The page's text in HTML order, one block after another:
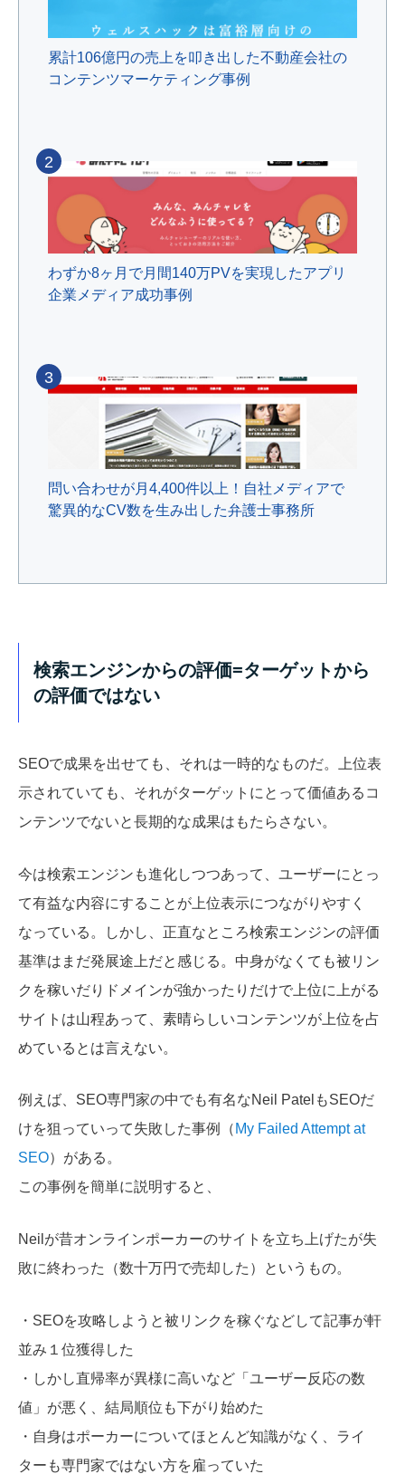
累計106億円の売上を叩き出した不動産会社の
コンテンツマーケティング事例
わずか8ヶ月で月間140万PVを実現したアプリ
企業メディア成功事例
2
問い合わせが月4,400件以上！自社メディアで
驚異的なCV数を生み出した弁護士事務所
3
検索エンジンからの評価=ターゲットから
の評価ではない
SEOで成果を出せても、それは一時的なものだ。上位表
示されていても、それがターゲットにとって価値あるコ
ンテンツでないと長期的な成果はもたらさない。
今は検索エンジンも進化しつつあって、ユーザーにとっ
て有益な内容にすることが上位表示につながりやすく
なっている。しかし、正直なところ検索エンジンの評価
基準はまだ発展途上だと感じる。中身がなくても被リン
クを稼いだりドメインが強かったりだけで上位に上がる
サイトは山程あって、素晴らしいコンテンツが上位を占
めているとは言えない。
例えば、SEO専門家の中でも有名なNeil PatelもSEOだ
けを狙っていって失敗した事例（ My Failed Attempt at
SEO）がある。
この事例を簡単に説明すると、
Neilが昔オンラインポーカーのサイトを立ち上げたが失
敗に終わった（数十万円で売却した）というもの。
・SEOを攻略しようと被リンクを稼ぐなどして記事が軒
並み１位獲得した
・しかし直帰率が異様に高いなど「ユーザー反応の数
値」が悪く、結局順位も下がり始めた
・自身はポーカーについてほとんど知識がなく、ライ
ターも専門家ではない方を雇っていた